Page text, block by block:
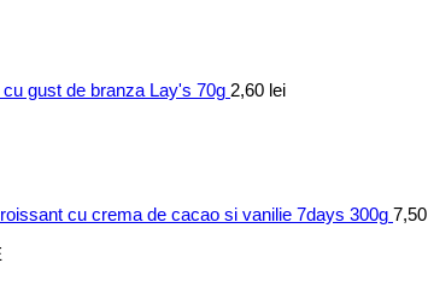
gust de branza Lay's 70g 2,60 lei
cu crema de cacao si vanilie 7days 300g 7,50